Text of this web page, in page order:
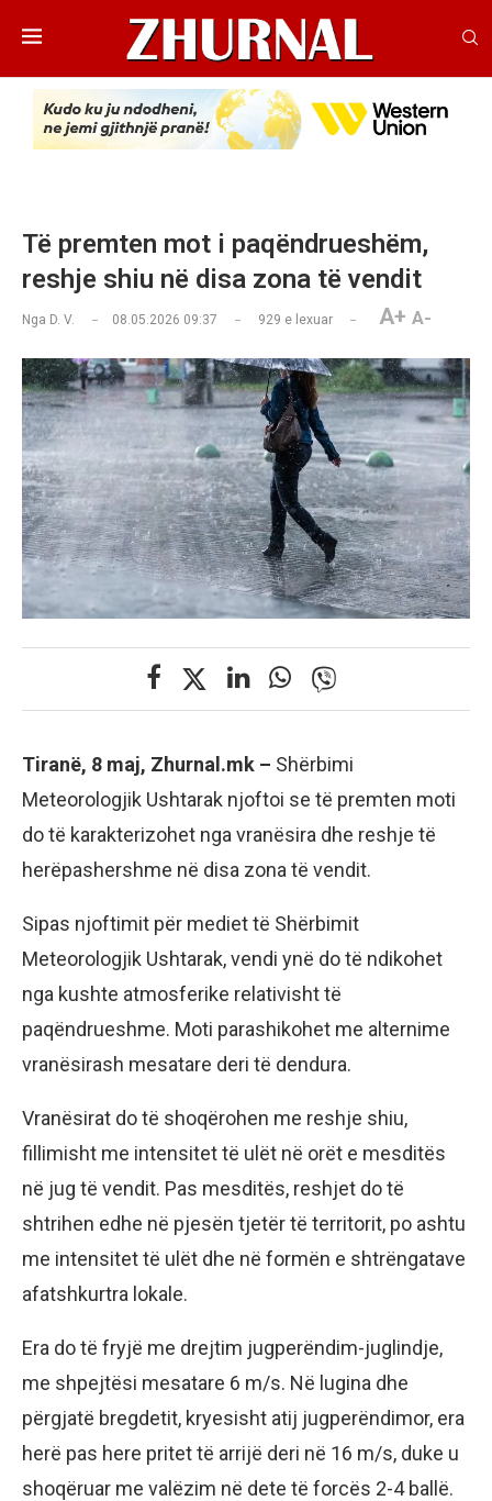
Të premten mot i paqëndrueshëm,
reshje shiu në disa zona të vendit
Nga D. V. 08.05.2026 09:37 929 e lexuar A+ A-
Tiranë, 8 maj, Zhurnal.mk – Shërbimi
Meteorologjik Ushtarak njoftoi se të premten moti
do të karakterizohet nga vranësira dhe reshje të
herëpashershme në disa zona të vendit.
Sipas njoftimit për mediet të Shërbimit
Meteorologjik Ushtarak, vendi ynë do të ndikohet
nga kushte atmosferike relativisht të
paqëndrueshme. Moti parashikohet me alternime
vranësirash mesatare deri të dendura.
Vranësirat do të shoqërohen me reshje shiu,
fillimisht me intensitet të ulët në orët e mesditës
në jug të vendit. Pas mesditës, reshjet do të
shtrihen edhe në pjesën tjetër të territorit, po ashtu
me intensitet të ulët dhe në formën e shtrëngatave
afatshkurtra lokale.
Era do të fryjë me drejtim jugperëndim-juglindje,
me shpejtësi mesatare 6 m/s. Në lugina dhe
përgjatë bregdetit, kryesisht atij jugperëndimor, era
herë pas here pritet të arrijë deri në 16 m/s, duke u
shoqëruar me valëzim në dete të forcës 2-4 ballë.